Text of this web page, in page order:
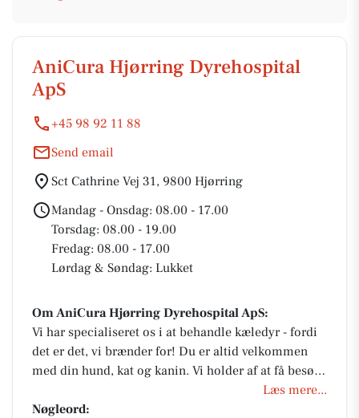
AniCura Hjørring Dyrehospital
ApS
+45 98 92 11 88
Send email
Sct Cathrine Vej 31, 9800 Hjørring
Mandag - Onsdag: 08.00 - 17.00
Torsdag: 08.00 - 19.00
Fredag: 08.00 - 17.00
Lørdag & Søndag: Lukket
Om AniCura Hjørring Dyrehospital ApS:
Vi har specialiseret os i at behandle kæledyr - fordi
det er det, vi brænder for! Du er altid velkommen
med din hund, kat og kanin. Vi holder af at få besøg
Læs mere...
Nøgleord: